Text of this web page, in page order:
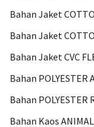
Bahan Jaket
Bahan Jaket
Bahan Jaket CVC
Bahan POLYESTER
Bahan POLYESTER
Bahan Kaos